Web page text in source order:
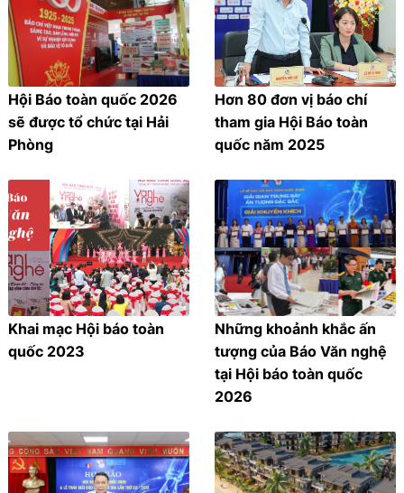
Hội Báo toàn quốc 2026
sẽ được tổ chức tại Hải
Phòng
Hơn 80 đơn vị báo chí
tham gia Hội Báo toàn
quốc năm 2025
Khai mạc Hội báo toàn
quốc 2023
Những khoảnh khắc ấn
tượng của Báo Văn nghệ
tại Hội báo toàn quốc
2026